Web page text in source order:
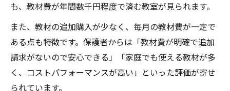
も、教材費が年間数千円程度で済む教室が見られます。
また、教材の追加購入が少なく、毎月の教材費が一定で
ある点も特徴です。保護者からは「教材費が明確で追加
請求がないので安心できる」「家庭でも使える教材が多
く、コストパフォーマンスが高い」といった評価が寄せ